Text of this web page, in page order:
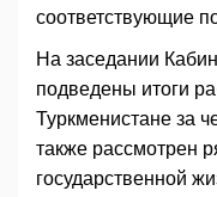
соответствующие
На заседании
подведены итоги
Туркменистане за
также рассмотрен
государственной